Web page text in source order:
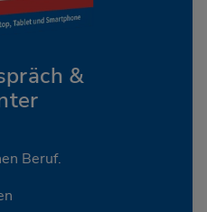
&
Beruf.